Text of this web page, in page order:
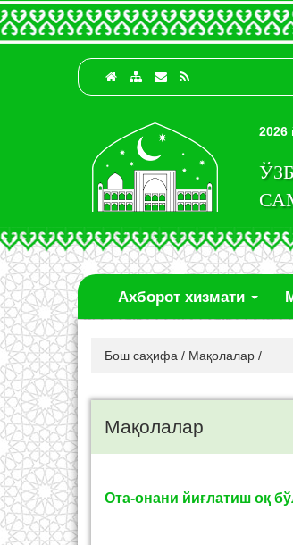
2026
Ахборот хизмати
Бош саҳифа / Мақолалар /
Мақолалар
Ота-онани йиғлатиш оқ